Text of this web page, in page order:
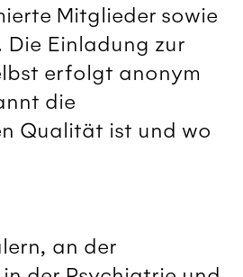
Mitglieder sowie
Die Einladung zur
erfolgt anonym
die
Qualität ist und wo
an der